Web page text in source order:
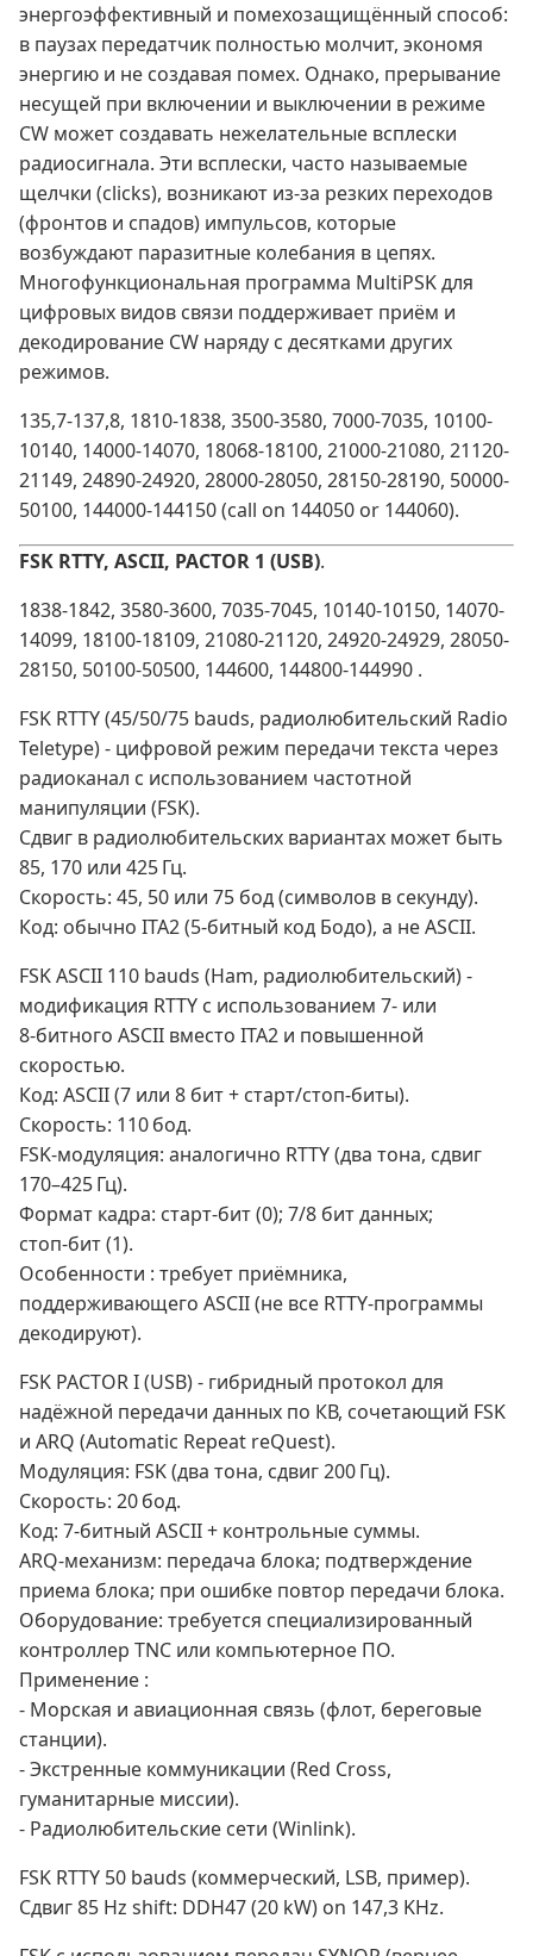
энергоэффективный и помехозащищённый способ:
в паузах передатчик полностью молчит, экономя
энергию и не создавая помех. Однако, прерывание
несущей при включении и выключении в режиме
CW может создавать нежелательные всплески
радиосигнала. Эти всплески, часто называемые
щелчки (clicks), возникают из-за резких переходов
(фронтов и спадов) импульсов, которые
возбуждают паразитные колебания в цепях.
Многофункциональная программа MultiPSK для
цифровых видов связи поддерживает приём и
декодирование CW наряду с десятками других
режимов.
135,7-137,8, 1810-1838, 3500-3580, 7000-7035, 10100-
10140, 14000-14070, 18068-18100, 21000-21080, 21120-
21149, 24890-24920, 28000-28050, 28150-28190, 50000-
50100, 144000-144150 (call on 144050 or 144060).
FSK RTTY, ASCII, PACTOR 1 (USB).
1838-1842, 3580-3600, 7035-7045, 10140-10150, 14070-
14099, 18100-18109, 21080-21120, 24920-24929, 28050-
28150, 50100-50500, 144600, 144800-144990 .
FSK RTTY (45/50/75 bauds, радиолюбительский Radio
Teletype) - цифровой режим передачи текста через
радиоканал с использованием частотной
манипуляции (FSK).
Сдвиг в радиолюбительских вариантах может быть
85, 170 или 425 Гц.
Скорость: 45, 50 или 75 бод (символов в секунду).
Код: обычно ITA2 (5‑битный код Бодо), а не ASCII.
FSK ASCII 110 bauds (Ham, радиолюбительский) -
модификация RTTY с использованием 7‑ или
8‑битного ASCII вместо ITA2 и повышенной
скоростью.
Код: ASCII (7 или 8 бит + старт/стоп‑биты).
Скорость: 110 бод.
FSK‑модуляция: аналогично RTTY (два тона, сдвиг
170–425 Гц).
Формат кадра: старт‑бит (0); 7/8 бит данных;
стоп‑бит (1).
Особенности : требует приёмника,
поддерживающего ASCII (не все RTTY‑программы
декодируют).
FSK PACTOR I (USB) - гибридный протокол для
надёжной передачи данных по КВ, сочетающий FSK
и ARQ (Automatic Repeat reQuest).
Модуляция: FSK (два тона, сдвиг 200 Гц).
Скорость: 20 бод.
Код: 7‑битный ASCII + контрольные суммы.
ARQ‑механизм: передача блока; подтверждение
приема блока; при ошибке повтор передачи блока.
Оборудование: требуется специализированный
контроллер TNC или компьютерное ПО.
Применение :
- Морская и авиационная связь (флот, береговые
станции).
- Экстренные коммуникации (Red Cross,
гуманитарные миссии).
- Радиолюбительские сети (Winlink).
FSK RTTY 50 bauds (коммерческий, LSB, пример).
Сдвиг 85 Hz shift: DDH47 (20 kW) on 147,3 KHz.